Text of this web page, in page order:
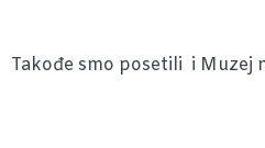
Takođe smo posetili i Muzej